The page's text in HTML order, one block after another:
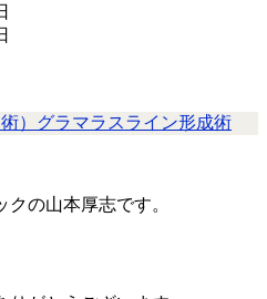
）グラマラスライン形成術
の山本厚志です。